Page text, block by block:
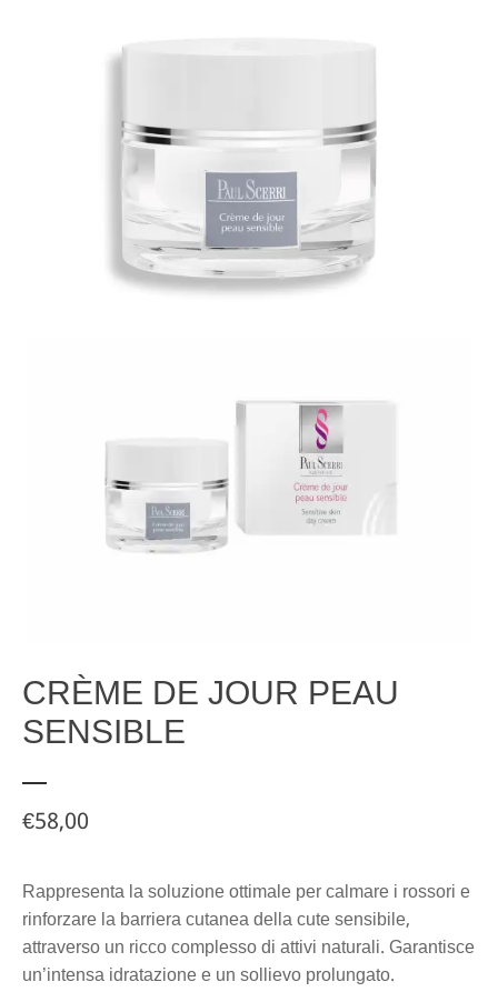
CRÈME DE JOUR PEAU
SENSIBLE
€58,00
Rappresenta la soluzione ottimale per calmare i rossori e
rinforzare la barriera cutanea della cute sensibile,
attraverso un ricco complesso di attivi naturali. Garantisce
un’intensa idratazione e un sollievo prolungato.